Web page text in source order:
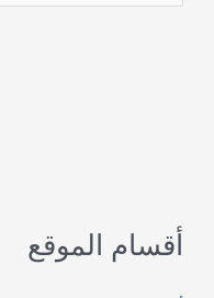
ن
:أقسام الموقع